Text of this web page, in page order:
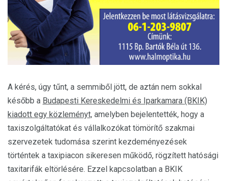
A kérés, úgy tűnt, a semmiből jött, de aztán nem sokkal
később a Budapesti Kereskedelmi és Iparkamara (BKIK)
kiadott egy közleményt, amelyben bejelentették, hogy a
taxiszolgáltatókat és vállalkozókat tömörítő szakmai
szervezetek tudomása szerint kezdeményezések
történtek a taxipiacon sikeresen működő, rögzített hatósági
taxitarifák eltörlésére. Ezzel kapcsolatban a BKIK